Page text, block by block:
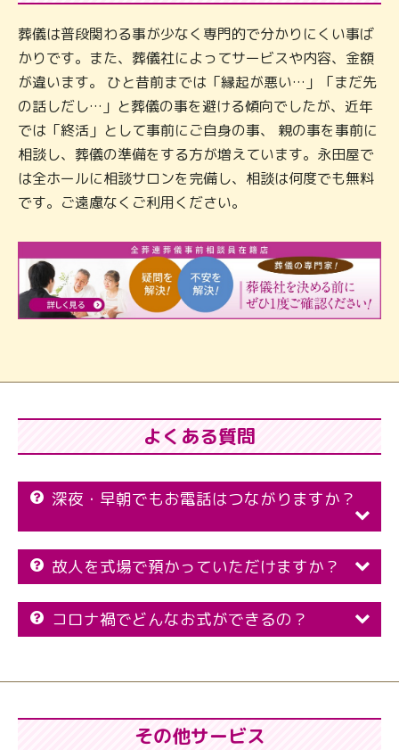
葬儀は普段関わる事が少なく専門的で分かりにくい事ば
かりです。また、葬儀社によってサービスや内容、金額
が違います。 ひと昔前までは「縁起が悪い…」「まだ先
の話しだし…」と葬儀の事を避ける傾向でしたが、近年
では「終活」として事前にご自身の事、 親の事を事前に
相談し、葬儀の準備をする方が増えています。永田屋で
は全ホールに相談サロンを完備し、相談は何度でも無料
です。ご遠慮なくご利用ください。
よくある質問
深夜・早朝でもお電話はつながりますか？
故人を式場で預かっていただけますか？
コロナ禍でどんなお式ができるの？
その他サービス